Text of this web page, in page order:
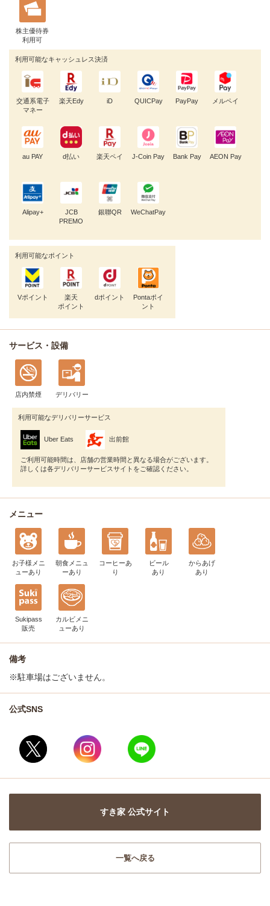
株主優待券
利用可
利用可能なキャッシュレス決済
交通系電子
マネー
楽天Edy iD QUICPay PayPay メルペイ
au PAY d払い 楽天ペイ J-Coin Pay Bank Pay AEON Pay
Alipay+
JCB
PREMO
銀聯QR WeChatPay
利用可能なポイント
Vポイント
楽天
ポイント
dポイント
Pontaポイ
ント
サービス・設備
店内禁煙 デリバリー
利用可能なデリバリーサービス
Uber Eats 出前館
ご利用可能時間は、店舗の営業時間と異なる場合がございます。
詳しくは各デリバリーサービスサイトをご確認ください。
メニュー
お子様メニ
ューあり
朝食メニュ
ーあり
コーヒーあ
り
ビール
あり
からあげ
あり
Sukipass
販売
カルビメニ
ューあり
備考
※駐車場はございません。
公式SNS
すき家 公式サイト
一覧へ戻る